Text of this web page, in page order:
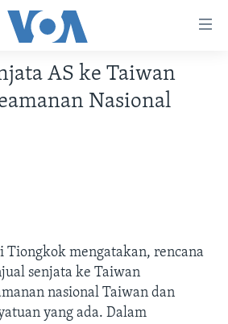
AS ke Taiwan
Nasional
Tiongkok mengatakan, rencana
senjata ke Taiwan
nasional Taiwan dan
yang ada. Dalam